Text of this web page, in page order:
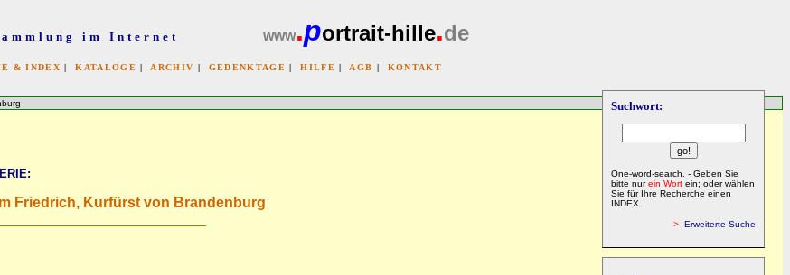
im Internet www.portrait-hille.de
& INDEX |KATALOGE | ARCHIV | GEDENKTAGE |HILFE | AGB | KONTAKT
Suchwort:
One-word-search. - Geben Sie
bitte nurein Wort ein; oder wählen
Sie für Ihre Recherche einen
INDEX.
> Erweiterte Suche
Friedrich, Kurfürst von Brandenburg